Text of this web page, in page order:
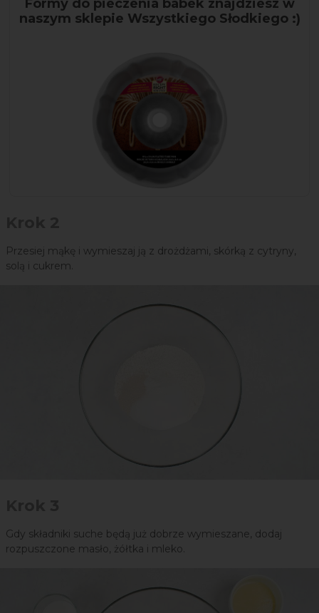
Formy do pieczenia babek znajdziesz w
naszym sklepie Wszystkiego Słodkiego :)
Przesiej mąkę i wymieszaj ją z drożdżami, skórką z cytryny,
solą i cukrem.
Gdy składniki suche będą już dobrze wymieszane, dodaj
rozpuszczone masło, żółtka i mleko.